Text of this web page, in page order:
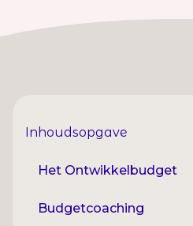
Inhoudsopgave
Het Ontwikkelbudget
Budgetcoaching